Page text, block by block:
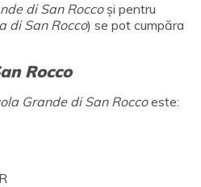
di San Roccoși pentru
di San Rocco) se pot cumpăra
Rocco
Grande di San Rocco este: